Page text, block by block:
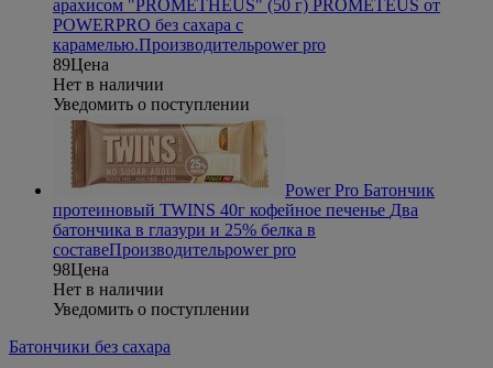
арахисом "PROMETHEUS" (50 г) PROMETEUS от
POWERPRO без сахара с
карамелью.Производительpower pro
89Цена
Нет в наличии
Уведомить о поступлении
Power Pro Батончик
протеиновый TWINS 40г кофейное печенье Два
батончика в глазури и 25% белка в
составеПроизводительpower pro
98Цена
Нет в наличии
Уведомить о поступлении
Батончики без сахара